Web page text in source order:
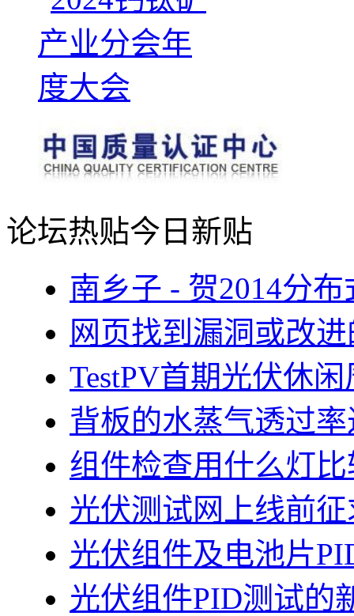
论坛热贴今日新贴
南乡子 - 贺2014分
网页找到漏洞或改
TestPV首期光伏休
背板的水蒸气透过
组件检查用什么灯
光伏测试网上线前
光伏组件及电池片
光伏组件PID测试的